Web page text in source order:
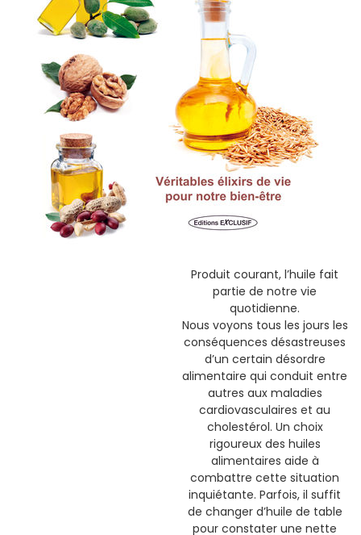
Produit courant, l’huile fait
partie de notre vie
quotidienne.
Nous voyons tous les jours les
conséquences désastreuses
d’un certain désordre
alimentaire qui conduit entre
autres aux maladies
cardiovasculaires et au
cholestérol. Un choix
rigoureux des huiles
alimentaires aide à
combattre cette situation
inquiétante. Parfois, il suffit
de changer d’huile de table
pour constater une nette